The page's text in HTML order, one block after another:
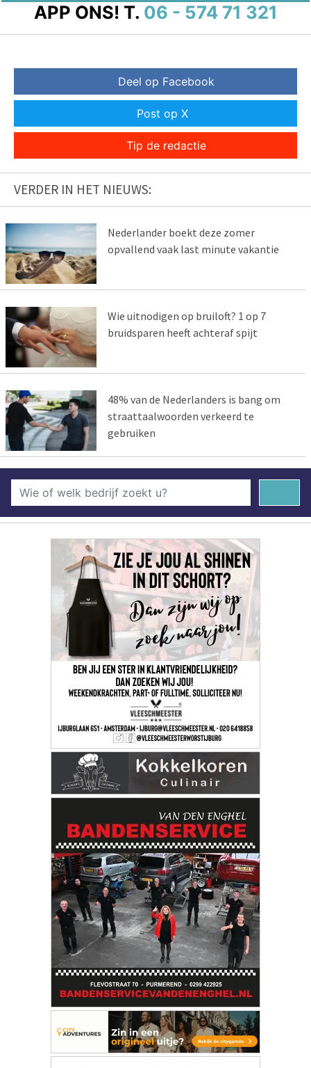
APP ONS! T. 06 - 574 71 321
Deel op Facebook
Post op X
Tip de redactie
VERDER IN HET NIEUWS:
Nederlander boekt deze zomer
opvallend vaak last minute vakantie
Wie uitnodigen op bruiloft? 1 op 7
bruidsparen heeft achteraf spijt
48% van de Nederlanders is bang om
straattaalwoorden verkeerd te
gebruiken